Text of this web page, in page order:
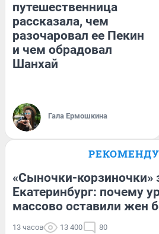
путешественница
рассказала, чем
разочаровал ее Пекин
и чем обрадовал
Шанхай
Гала Ермошкина
«Сыночки-корзиночки»
Екатеринбург: почему
массово оставили жен
13 часов 13 400 80